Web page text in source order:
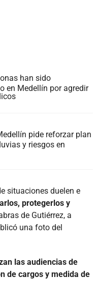
han sido
en Medellín por agredir
pide reforzar plan
y riesgos en
situaciones duelen e
protegerlos y
de Gutiérrez, a
una foto del
las audiencias de
de cargos y medida de